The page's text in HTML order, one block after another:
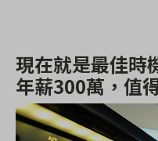
現在就是最佳時
年薪300萬，值